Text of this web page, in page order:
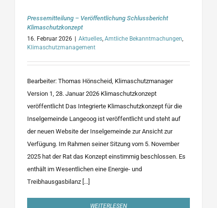
Pressemitteilung – Veröffentlichung Schlussbericht
Klimaschutzkonzept
16. Februar 2026 Aktuelles, Amtliche Bekanntmachungen,
Klimaschutzmanagement
Bearbeiter: Thomas Hönscheid, Klimaschutzmanager
Version 1, 28. Januar 2026 Klimaschutzkonzept
veröffentlicht Das Integrierte Klimaschutzkonzept für die
Inselgemeinde Langeoog ist veröffentlicht und steht auf
der neuen Website der Inselgemeinde zur Ansicht zur
Verfügung. Im Rahmen seiner Sitzung vom 5. November
2025 hat der Rat das Konzept einstimmig beschlossen. Es
enthält im Wesentlichen eine Energie- und
Treibhausgasbilanz [...]
WEITERLESEN